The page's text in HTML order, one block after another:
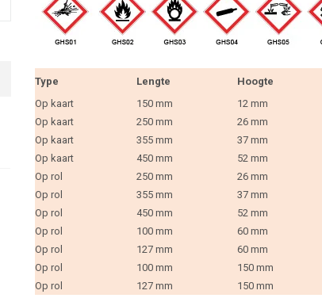
Type Lengte Hoogte
Op kaart
150 mm 12 mm
Op kaart
250 mm 26 mm
Op kaart
355 mm 37 mm
Op kaart
450 mm 52 mm
Op rol
250 mm 26 mm
Op rol
355 mm 37 mm
Op rol
450 mm 52 mm
Op rol
100 mm 60 mm
Op rol
127 mm 60 mm
Op rol
100 mm 150 mm
Op rol
127 mm 150 mm